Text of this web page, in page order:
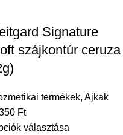
Signature
szájkontúr ceruza
termékek, Ajkak
Ft
választása